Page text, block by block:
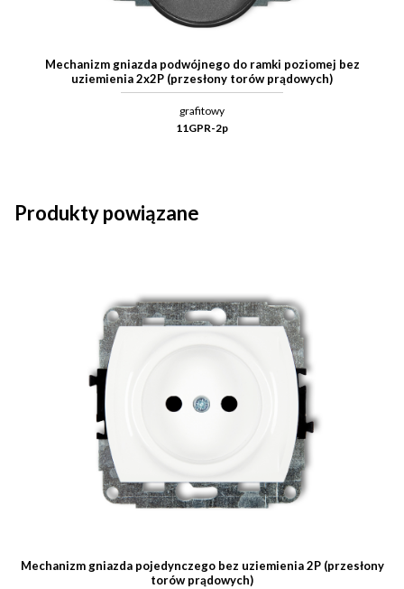
Mechanizm gniazda podwójnego do ramki poziomej bez
uziemienia 2x2P (przesłony torów prądowych)
grafitowy
11GPR-2p
Produkty powiązane
Mechanizm gniazda pojedynczego bez uziemienia 2P (przesłony
torów prądowych)